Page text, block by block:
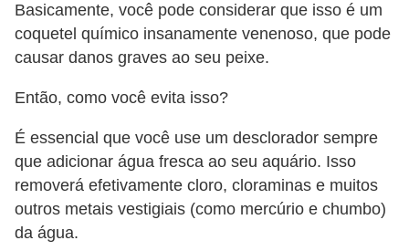
Basicamente, você pode considerar que isso é um
coquetel químico insanamente venenoso, que pode
causar danos graves ao seu peixe.
Então, como você evita isso?
É essencial que você use um desclorador sempre
que adicionar água fresca ao seu aquário. Isso
removerá efetivamente cloro, cloraminas e muitos
outros metais vestigiais (como mercúrio e chumbo)
da água.